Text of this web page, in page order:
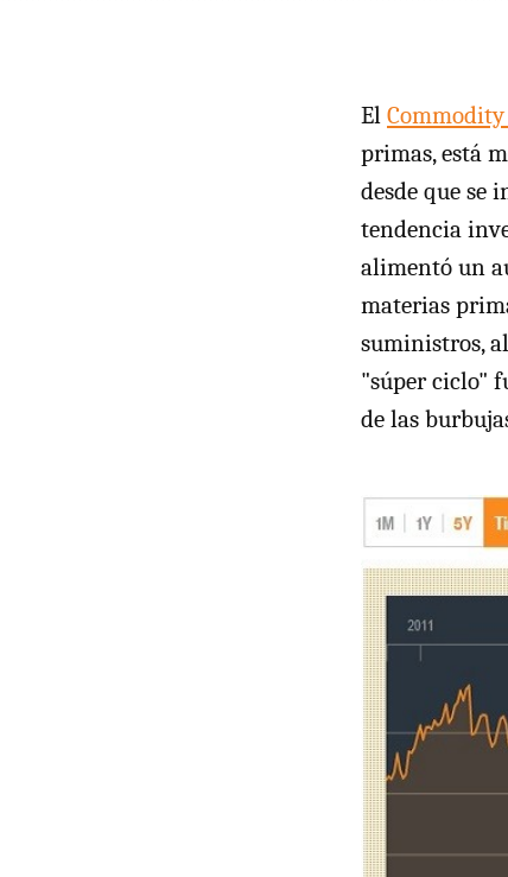
El
primas, está
desde que se
tendencia
alimentó un
materias
suministros,
"súper ciclo"
de las